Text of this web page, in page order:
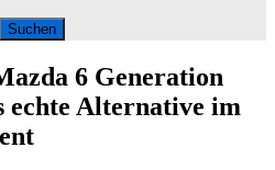
6 Generation
echte Alternative im